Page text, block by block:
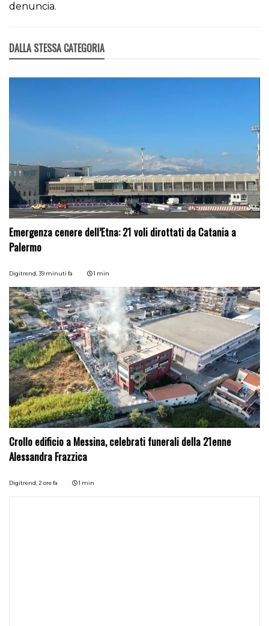
denuncia.
DALLA STESSA CATEGORIA
Emergenza cenere dell’Etna: 21 voli dirottati da Catania a
Palermo
Digitrend,39 minuti fa 1 min
Crollo edificio a Messina, celebrati funerali della 21enne
Alessandra Frazzica
Digitrend,2 ore fa 1 min